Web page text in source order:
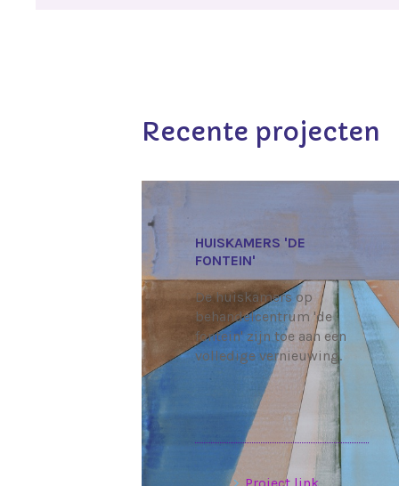
Recente projecten
HUISKAMERS 'DE
FONTEIN'
De huiskamers op
behandelcentrum 'de
fontein' zijn toe aan een
volledige vernieuwing.